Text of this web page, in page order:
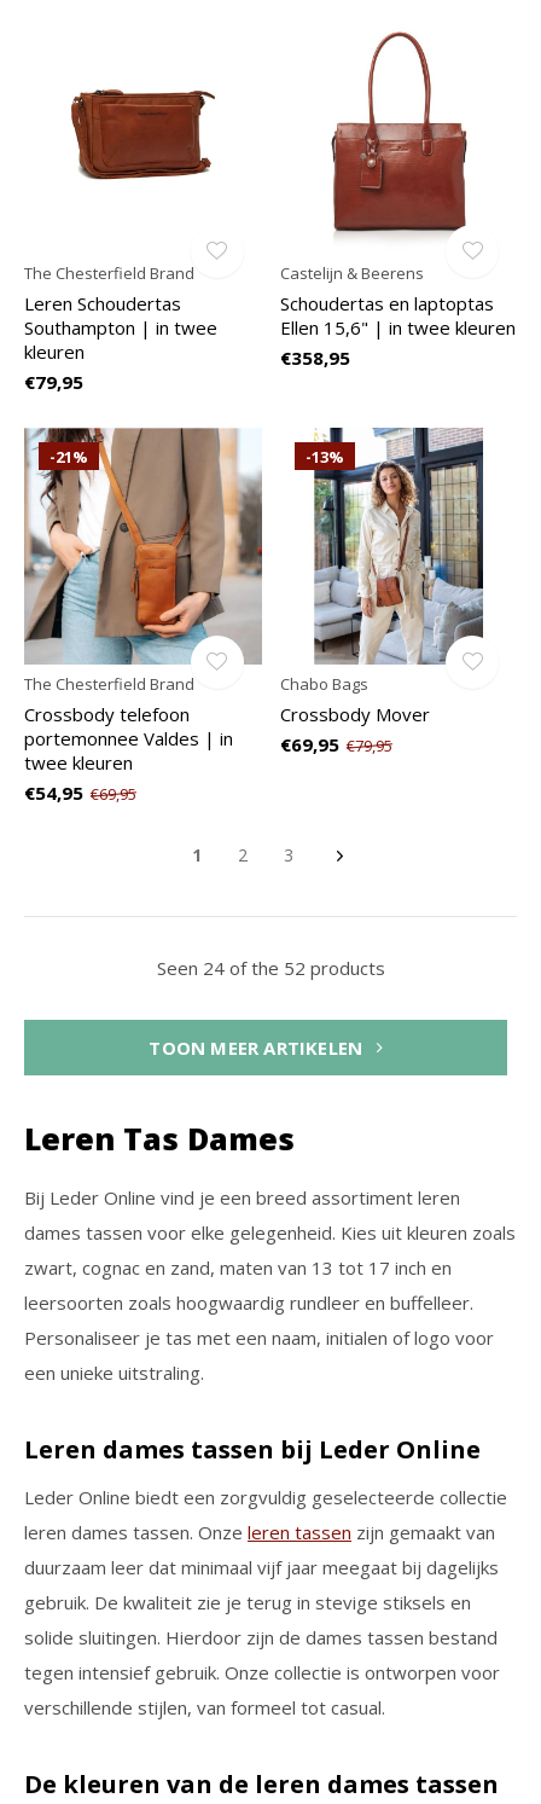
The Chesterfield Brand
Leren Schoudertas
Southampton | in twee
kleuren
€79,95
Castelijn & Beerens
Schoudertas en laptoptas
Ellen 15,6" | in twee kleuren
€358,95
-21%
The Chesterfield Brand
Crossbody telefoon
portemonnee Valdes | in
twee kleuren
€54,95 €69,95
-13%
Chabo Bags
Crossbody Mover
€69,95 €79,95
1 2 3
Seen 24 of the 52 products
TOON MEER ARTIKELEN
Leren Tas Dames
Bij Leder Online vind je een breed assortiment leren
dames tassen voor elke gelegenheid. Kies uit kleuren zoals
zwart, cognac en zand, maten van 13 tot 17 inch en
leersoorten zoals hoogwaardig rundleer en buffelleer.
Personaliseer je tas met een naam, initialen of logo voor
een unieke uitstraling.
Leren dames tassen bij Leder Online
Leder Online biedt een zorgvuldig geselecteerde collectie
leren dames tassen. Onze leren tassen zijn gemaakt van
duurzaam leer dat minimaal vijf jaar meegaat bij dagelijks
gebruik. De kwaliteit zie je terug in stevige stiksels en
solide sluitingen. Hierdoor zijn de dames tassen bestand
tegen intensief gebruik. Onze collectie is ontworpen voor
verschillende stijlen, van formeel tot casual.
De kleuren van de leren dames tassen